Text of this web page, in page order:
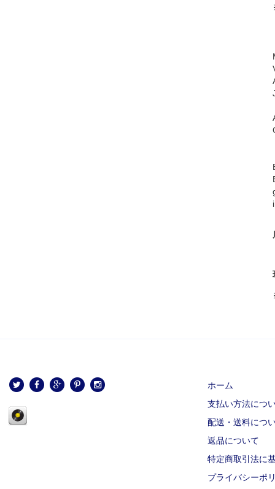
ホーム
支払い方法につ
配送・送料につ
返品について
特定商取引法に
プライバシーポ